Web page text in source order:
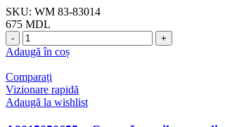
SKU: WM 83-83014
675 MDL
Cantitate
A0028308484
Robinet
radiator
încălzire,
VW
Adaugă în coș
Comparați
Vizionare rapidă
Adaugă la wishlist